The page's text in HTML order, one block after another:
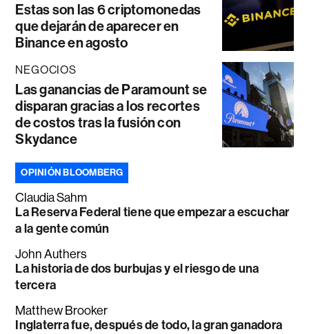
Estas son las 6 criptomonedas
que dejarán de aparecer en
Binance en agosto
NEGOCIOS
Las ganancias de Paramount se
disparan gracias a los recortes
de costos tras la fusión con
Skydance
OPINIÓN BLOOMBERG
Claudia Sahm
La Reserva Federal tiene que empezar a escuchar
a la gente común
John Authers
La historia de dos burbujas y el riesgo de una
tercera
Matthew Brooker
Inglaterra fue, después de todo, la gran ganadora